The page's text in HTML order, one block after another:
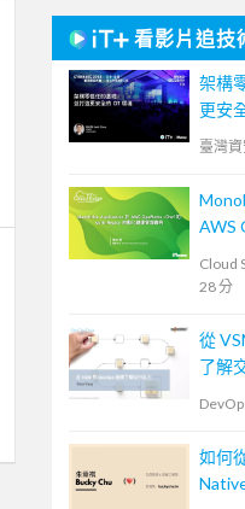
看影片追技
架構
更安
臺灣
AWS
管理
Cloud
28 分
從
了解
如何